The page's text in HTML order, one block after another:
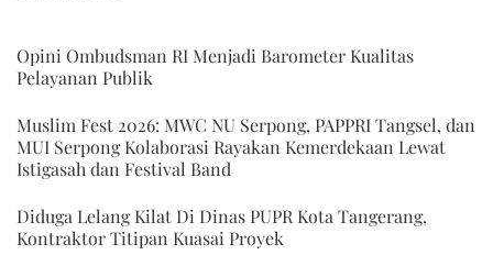
Opini Ombudsman RI Menjadi Barometer Kualitas
Pelayanan Publik
Muslim Fest 2026: MWC NU Serpong, PAPPRI Tangsel, dan
MUI Serpong Kolaborasi Rayakan Kemerdekaan Lewat
Istigasah dan Festival Band
Diduga Lelang Kilat Di Dinas PUPR Kota Tangerang,
Kontraktor Titipan Kuasai Proyek